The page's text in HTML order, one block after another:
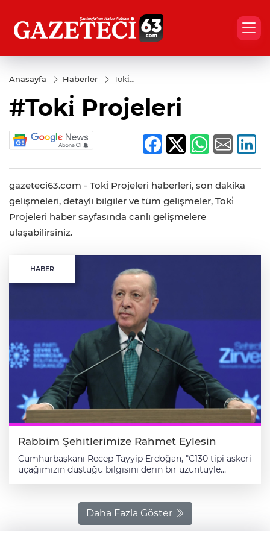
Anasayfa Haberler
Toki̇
#Toki̇ Projeleri
gazeteci63.com - Toki̇ Projeleri haberleri, son dakika
gelişmeleri, detaylı bilgiler ve tüm gelişmeler, Toki̇
Projeleri haber sayfasında canlı gelişmelere
ulaşabilirsiniz.
HABER
Rabbim Şehitlerimize Rahmet Eylesin
Cumhurbaşkanı Recep Tayyip Erdoğan, "C130 tipi askeri uçağımızın düştüğü bilgisini derin bir üzüntüyle öğrendik. Rabbim şehitlerimize rahmet eylesin." dedi. Cumhurbaşkanı Erdoğan, AK Parti Kongre Merkezi'nde, "Medeniyetimizde Şehir ve Mekan" temalı Şehircilik Zirvesi'ne katıldı. Cumhurbaşkanı Erdoğan, yaptığı konuşmada, Gürcistan-Azerbaycan sınırında düşen askeri kargo uçağına ilişkin şu ifadeleri kullandı: "Bugün Azerbaycan'dan ülkemize gelmekte olan C130 tipi askeri uçağımızın Gürcistan-Azerbaycan sınırında düştüğü bilgisini derin bir üzüntüyle öğrendik. Enkaza ulaşma çalışmalarıyla ilgili ülke makamlarıyla koordineli biçimde çalışmalarımız devam ediyor. İnşallah bu kazadan en az badireyle çıkarız. Rabbim şehitlerimize rahmet eylesin ve dualarımızla inşallah onların yanında olalım." "Ebediyete kadar yurdumuz olacak bu topraklar, dünya şehircilik ve mimari tarihi açısından bir laboratuvar gibidir" Erdoğan, tüm şehircilik tarihine adını altın harflerle yazdıran ve "Bir yapı sadece sağlam olmakla yetinmez, aynı zamanda zarif olmalıdır" diyen büyük usta Mimar Sinan'ın şahsında, eserleri ve fikirleriyle yol gösteren ecdadı rahmetle yad etti. Erdoğan, bugün de aynı tasavvurla şehirlerin imarına katkı yapan, ihyasına destek olan bilim insanlarını, sanatçıları, mühendisleri tebrik etti. Şehircilik Zirvesi'ni gerek politika belirleyenler gerekse bu politikaları uygulama merciinde olan kurumlar açısından çok kıymetli bulduğunu ifade eden Erdoğan, Zirvede sunulacak bildirilerin, buradan çıkacak sonuçların şehirlere, ülkeye, millete yeni ufuklar kazandıracağına inandığını belirterek, zirvenin başarılı geçmesini temenni etti. Varlığın evi olan dilin, onu konuşan, onunla dünyayı anlamlandıran medeniyetlerin mekan tasavvurunu da belirlediğini aktaran Erdoğan, Türkçede en güçlü anlamı yerleşmek olan konmak fiilinin ve ondan türeyen konak, konuk, konut, konu komşu kelimelerinin, hatta aynı aileden olan konuşmak fiilinin milletin mekan tasavvuru konusunda nasıl bir zihniyete sahip olduğunu gösterdiğini vurguladı. Erdoğan, şöyle konuştu: "Dünya, unutmayın, konulan bir yerdir. Bir yere konduğumuzda sadece oradaki insanlarla değil, oradaki canlı ve cansız diğer varlıklarla da komşu olur, komşuluk hukuku geliştiririz. Millet olarak insanın gönlünü Beytullah bilen, evle eş değer tutan, gönül yapmayı erdem ve fazilet, gönül yıkmayı ise zulüm ve felaket olarak gören bir anlayışın sahipleriyiz. Unutmayın, 'Dostun evi gönüllerdir, gönüller yapmaya geldim' diyen Yunus Emre, aslında bizim mekan tasavvurumuzu da hülasa ediyor. İnancımız, medeniyet birikimimiz ve bunu ifade ettiğimiz dilimiz, yapmak, mamur kılmak, inşa ve ibda etmek merkezlidir. Bunun içindir ki, milletimiz tarih boyunca şehir yıkan bir millet olmamış, tam aksine şehir yapan, şehir kuran, fethettiği şehirlere zarar vermek şöyle dursun, onları eskisinden daha mamur hale getiren bir millet olmuştur." "İnsan şehre bir kimlik verdiği kadar, şehir de insana bir kimlik bağışlar" Daha Avrupa şehirlerinin yüzde sekseni bile kurulmadan Hacı Bayram-ı Veli'nin, "Çalap'ım bir şar yaratmış" şiiriyle bir şehircilik manifestosu ortaya koyduğunu hatırlatan Erdoğan, "Nagihan ol şara vardım, ol şarı yapılır gördüm. Ben dahi bile yapıldım, taşü toprak aresinde" diyen Hünkar Hazretleri'nin, bu emsalsiz şiirinde medeni olmanın anahtarlarını da takdim ettiğini kaydetti. "Hüner, bir şehr bünyad eylemektir. Reaya kalbin abad eylemektir" buyuran Fatih Sultan Mehmet'in ise şehir kurmayla kalp abat etmeyi eş değer tuttuğunu anlatan Erdoğan, şehrin medeniyette bir arada yaşanan mekan olmanın ötesinde, bizatihi kimlik ve kişilik sahibi bir muhatap olarak kabul edildiğini söyledi. "İnsan şehre bir kimlik verdiği kadar, şehir de insana bir kimlik bağışlar" diyen Erdoğan, tarihte ilim, kültür, sanat ve edebiyat erbabının şehirleriyle birlikte anılmasının, hemşehrilik refleksinden ziyade, şehrin insana kimlik kazandıran bu yönünü vurguladığını dile getirdi. Cumhurbaşkanı Erdoğan, sözlerini şöyle sürdürdü: "Geleneksel şehir mimarimizde 'insanın kalbi şehrin kalbiyle, şehrin kalbi insanın kalbiyle birlikte atar' diyorlar. Kentimiz, kendimizdir ve kentimizi nasıl gördüğümüz, kendimizi nasıl gördüğümüzün bir nevi aynasıdır. Türk-İslam şehir mimarisinde insanın hakkı gözetilirken, şehirde beraber yaşadığımız küçük canlıların, kuşların, ağaçların, ufkun, gün ışığının hakkı da gözetilmiş, bunlara her zaman riayet edilmiştir. Türkiye, özellikle de Anadolu, dünyada eşi benzeri görülmeyen bir şehircilik tecrübesine sahiptir. Bin yıldır yurt tuttuğumuz ve ebediyete kadar yurdumuz olacak bu topraklar, dünya şehircilik ve mimari tarihi açısından bir laboratuvar gibidir. Milletçe, Selçuklu, Beylikler ve Osmanlı dönemlerinde bir yandan bu mirasın yaşayan yanlarını bütünüyle alarak, yeni terkipler oluştururken diğer yandan da kendi şehircilik anlayışımızı yansıtan yeni şehirler kurarak coğrafyayı biz vatana dönüştürdük. Ecdat, fethettiği bir beldeyi öncelikle şehir mimarisi açısından ele almış, abat etmiş ve mamur kılmıştır. Batıya ilerleyişimiz, şairin dediği gibi, ardında çil çil kubbeler serperek bir fetih hareketiyle birlikte bir imar ve inşa hareketi olarak gerçekleşmiştir." "Altyapı yatırımlarının büyük kısmını tamamlamış bir Türkiye'ye bugün kavuştuk." Cumhurbaşkanı ve AK Parti Genel Başkanı Recep Tayyip Erdoğan, "Bugün şehirlerimizi geleceğe hazırlayan onlarca reformumuz sayesinde artık çok farklı bir noktadayız. Yeni nesil şehircilik anlayışımızın gerektirdiği altyapı yatırımlarının büyük kısmını tamamlamış bir Türkiye'ye bugün kavuştuk." dedi. Erdoğan, Haçlı işgalinde taş üstünde taş bırakılmayan İstanbul'un yaralarının fetihten sonra süratle sarıldığını, dünya mimari mirasına Yahya Kemal Beyatlı'nın "Türk İstanbul" olarak adlandırdığı yeni bir İstanbul'un hediye edildiğini söyledi. Ecdadın medeniyet havzası özelliğine sahip, daha öncesinde bir şekilde hanlık merkezi olan başkent karakterli şehirlere şehzade gönderdiğini aktaran Erdoğan, ülke yönetme stajının bir şehri yönetmekten, ülke mamur etme stajının bir şehri mamur etmekten geçtiğinin uygulamalı olarak gösterildiğini söyledi. Erdoğan, "Nasıl Asya içlerinde kurduğumuz şehirler yerden bitmemişse, nasıl Ahlat birdenbire ortaya çıkmamışsa, dünya mimarlık tarihine armağan ettiğimiz Mimar Sinan da hudayinabit değildir. Kökleri tarihimiz kadar eskisi olan kolektif bir şuurun, bir zihniyetin eseri olarak ortaya çıkmıştır." dedi. Yahya Kemal Beyatlı'nın şiir kitabına "Kendi Gök Kubbemiz" adını verdiğini anımsatan Erdoğan, şöyle devam etti: "Bir gün Niyazi Sami Banarlı, büyük şaire, 'Efendim, kitabınızın ismi bana Oğuz Kağan Destanı'nı hatırlattı.' diyor 'Neymiş o hatırlatan kısım?' diyor Yahya Kemal. 'Devletimiz o kadar büyüsün ve gelişsin ki gök kubbe otağımızın kubbesi olsun'. 'Ah canım' diyor Yahya Kemal. Demek ki Oğuz Kağan zamanındaki milli üsluba varmışız. Evet, biz işte buyuz. Bizim köklerimiz işte budur. Gökyüzünü otağın çatısı olarak gören, kubbe mimarisini insanlığa hediye eden, 'Ev yaparken sırtını dağa, yüzünü bağa ver' atasözüyle sağlamlığı, ufuk açıklığını, tarım alanlarının korunmasını öğütleyen milletimizin şehircilikte karşılaştığı açmazları iyi değerlendirmek, mimarimizi yeniden milli üslupla buluşturmak zorundayız." "Altyapı sorunlarını önemli ölçüde çözdük" Cumhurbaşkanı Erdoğan, dünya kültür tarihinde şiir, musiki ve mutfakla birlikte ilk sıralarda yer alınan sanatların birinin de mimari ve şehircilik olduğunu, ancak bu mirastan yeterince istifade edilemediğini bildirdi. Bu zengin miras ve müktesebatın rehberliğinde İstanbul Büyükşehir Belediye Başkanlığı döneminden itibaren şehirleri sadece inşa değil, daha önemlisi ihya etmek için canla başla çalıştıklarının altını çizen Erdoğan, "Çöp dağlarının cephanelik gibi patladığı bir şehri görev süremiz boyunca tüm Türkiye'de örnek gösterilen bir konuma getirdik. 4,5 yıl gibi kısa sürede musluklardan temiz su akmaya başladı. Kokudan yanına yaklaşılamayan İstanbul Boğazı'nın incisi Haliç temizlendi, çöp dağları kaldırıldı. İstanbul yeniden rahat bir nefes aldı." dedi. İnsanı merkeze alan, hizmet ve eser odaklı yerel yönetim vizyonuyla İstanbul'da yaktıkları meşaleyi 23 yılda tüm Türkiye'ye taşıdıklarını dile getiren Erdoğan, şunları kaydetti: "Hem İstanbul'da emaneti yüklendiğimizde hem de 2002 Kasım'ında tüm Türkiye için kolları sıvadığımızda karşımızda on yılların birikmiş sorunları vardı. Bunların en başında da 1950'lerden başlayıp 1970 ve 1980'lerde zirveye çıkan düzensiz göç, çarpık kentleşme, gecekondulaşma ve hazine arazilerinin işgali gibi kronikleşmiş sorunlar bulunuyordu. Bunları görmezden gelmek yerine üzerlerine kararlılıkla gittik. Altyapı sorunlarını önemli ölçüde çözdük. Kentsel dönüşüm ve konut seferberliği ile dirençli kentleşme konusunda tarihi adımlar attık. Karşılaştığımız tüm engellere rağmen 2 milyonun üzerinde bağımsız birimi dönüştürmeyi başardık." "Nice eserimizle 23 yıl öncesiyle kıyas dahi edilemeyecek bir yere vardık" Cumhurbaşkanı Erdoğan, TOKİ vasıtasıyla 1 milyon 750 bin konut ürettiklerini, TOKİ projeleri sayesinde vatandaşların sadece ev sahibi değil, aynı zamanda iş sahibi olduğunu ve istihdam edildiklerini kaydetti. Eser ve hizmet siyasetinde vatandaşların hayat kalitesini yükselttiklerini aktaran Erdoğan, bu adımları atarken kentsel tasarım, kentsel estetik veya kentsel dönüşüm gibi kavramların kimsenin gündeminde olmadığını belirtti. O yıllarda, başta İstanbul ve Ankara olmak üzere Türkiye'deki şehirlerin henüz en temel ihtiyaçlarını bile karşılayamadığına dikkati çeken Erdoğan, şunları söyledi: "Yolların çukurlarla dolu olduğu, temiz suyun evlere ulaşmadığı, bugünkü gibi, şehirlerin adeta kaderine terk edildiği günlerden bahsediyorum. Bugün şehirlerimizi geleceğe hazırlayan onlarca reformumuz sayesinde artık çok farklı bir noktadayız. Yeni nesil şehircilik anlayışımızın gerektirdiği altyapı yatırımlarının büyük kısmını tamamlamış bir Türkiye'ye bugün kavuştuk. Bölünmüş yollarla birbirine bağlanan şehirlerimizle, dağları delen tünell
Daha Fazla Göster